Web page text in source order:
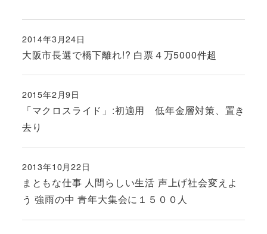
大阪市長選で橋下離れ!? 白票４万5000件超
投稿日
2014年3月24日
「マクロスライド」:初適用 低年金層対策、置き
去り
投稿日
2015年2月9日
まともな仕事 人間らしい生活 声上げ社会変えよ
う 強雨の中 青年大集会に１５００人
投稿日
2013年10月22日